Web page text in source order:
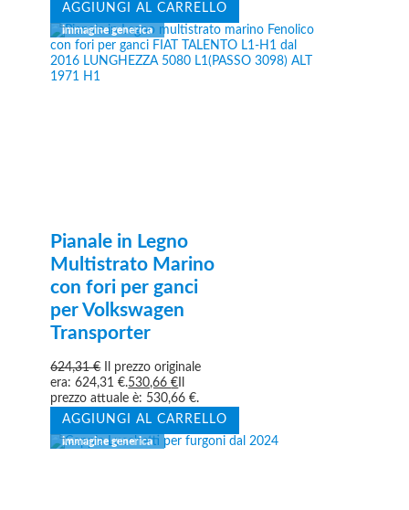
AGGIUNGI AL CARRELLO
Pianale in Legno
Multistrato Marino
con fori per ganci
per Volkswagen
Transporter
624,31€
Il prezzo originale
era: 624,31 €.530,66€
prezzo attuale è: 530,66 €.
AGGIUNGI AL CARRELLO